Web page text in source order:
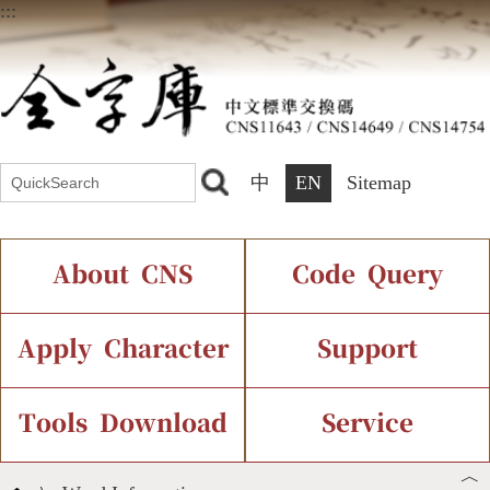
:::
中 EN Sitemap
About CNS
Introduction Current Status
Chinese Code Status
Code Query
IDS Query
Components Query
Apply Character
Application Process
Support
Font Instant Display
Tools Download Service
︿